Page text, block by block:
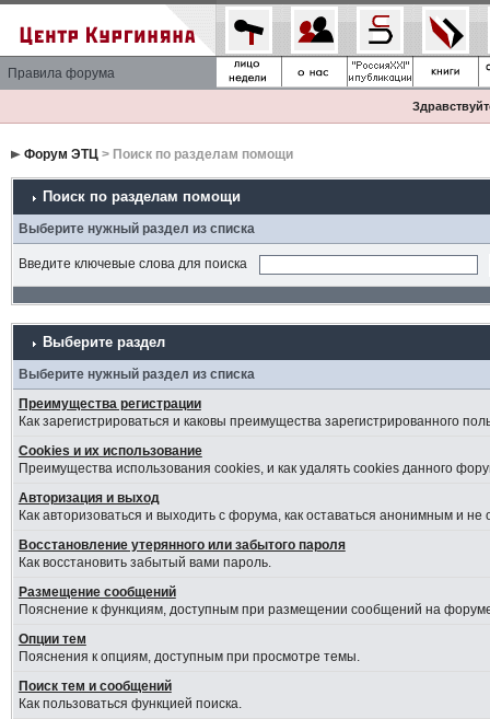
Правила форума
Форум ЭТЦ> Поиск по разделам помощи
Поиск по разделам помощи
Выберите нужный раздел из списка
Введите ключевые слова для поиска
Выберите раздел
Выберите нужный раздел из списка
Преимущества регистрации
Как зарегистрироваться и каковы преимущества зарегистрированного
Cookies и их использование
Преимущества использования cookies, и как удалять cookies данного
Авторизация и выход
Как авторизоваться и выходить с форума, как оставаться анонимным и
Восстановление утерянного или забытого пароля
Как восстановить забытый вами пароль.
Размещение сообщений
Пояснение к функциям, доступным при размещении сообщений на
Опции тем
Пояснения к опциям, доступным при просмотре темы.
Поиск тем и сообщений
Как пользоваться функцией поиска.